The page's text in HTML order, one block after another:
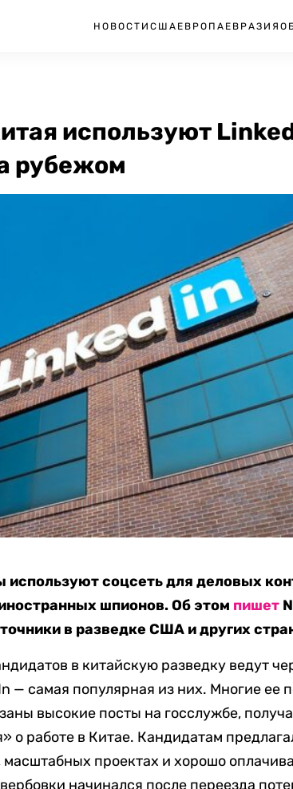
НОВОСТИ США ЕВРОПА ЕВРАЗИЯ
используют
рубежом
соцсеть для деловых
шпионов. Об этом пишет
в разведке США и других
в китайскую разведку ведут
— самая популярная из них. Многие ее
высокие посты на госслужбе,
о работе в Китае. Кандидатам
проектах и хорошо
начинался после переезда